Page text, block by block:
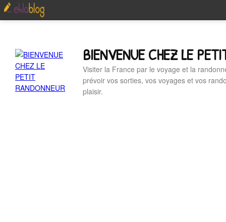
BIENVENUE CHEZ LE
Visiter la France par le voyage et la
prévoir vos sorties, vos voyages et vos
plaisir.